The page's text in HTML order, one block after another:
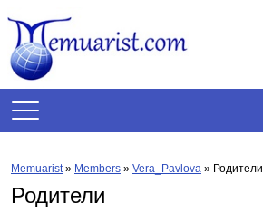
Memuarist» Members » Vera_Pavlova » Родители
Родители